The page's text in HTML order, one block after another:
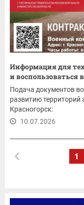
Информация для
и
Подача документов
развитию территорий
Красногорск:
10.07.2026
1